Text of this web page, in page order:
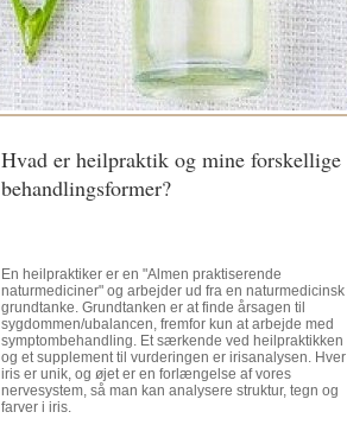
Hvad er heilpraktik og mine forskellige
behandlingsformer?
En heilpraktiker er en "Almen praktiserende
naturmediciner" og arbejder ud fra en naturmedicinsk
grundtanke. Grundtanken er at finde årsagen til
sygdommen/ubalancen, fremfor kun at arbejde med
symptombehandling. Et særkende ved heilpraktikken
og et supplement til vurderingen er irisanalysen. Hver
iris er unik, og øjet er en forlængelse af vores
nervesystem, så man kan analysere struktur, tegn og
farver i iris.